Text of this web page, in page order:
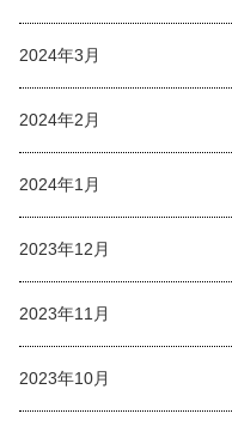
2024年3月
2024年2月
2024年1月
2023年12月
2023年11月
2023年10月